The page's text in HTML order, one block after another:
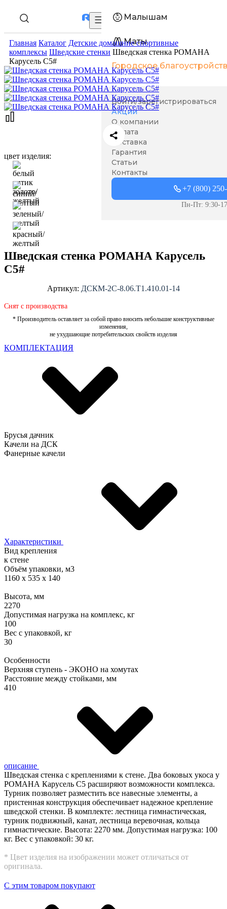
Малышам
Маты
Городское
Войти/зарегистрироваться
Акции
О компании
Оплата
Доставка
Гарантия
Статьи
Контакты
+7 (800)
Пн-Пт: 9:30-
Главная Каталог Детские домашние спортивные
комплексы Шведские стенки Шведская стенка РОМАНА
Карусель С5#
цвет изделия:
Шведская стенка РОМАНА Карусель
С5#
Артикул: ДСКМ-2С-8.06.Т1.410.01-14
Снят с производства
* Производитель оставляет за собой право вносить небольшие конструктивные
изменения,
не ухудшающие потребительских свойств изделия
КОМПЛЕКТАЦИЯ
Брусья дачник
Качели на ДСК
Фанерные качели
Характеристики
Вид крепления
к стене
Объём упаковки, м3
1160 x 535 x 140
Высота, мм
2270
Допустимая нагрузка на комплекс, кг
100
Вес с упаковкой, кг
30
Особенности
Верхняя ступень - ЭКОНО на хомутах
Расстояние между стойками, мм
410
описание
Шведская стенка с креплениями к стене. Два боковых укоса у
РОМАНА Карусель С5 расширяют возможности комплекса.
Турник позволяет разместить все навесные элементы, а
пристенная конструкция обеспечивает надежное крепление
шведской стенки. В комплекте: лестница гимнастическая,
турник подвижный, канат, лестница веревочная, кольца
гимнастические. Высота: 2270 мм. Допустимая нагрузка: 100
кг. Вес с упаковкой: 30 кг.
* Цвет изделия на изображении может отличаться от
оригинала.
С этим товаром покупают